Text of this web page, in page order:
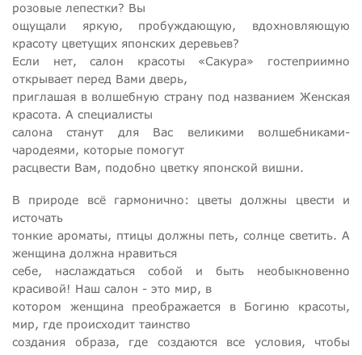
розовые лепестки? Вы
ощущали яркую, пробуждающую, вдохновляющую
красоту цветущих японских деревьев?
Если нет, салон красоты «Сакура» гостеприимно
открывает перед Вами дверь,
приглашая в волшебную страну под названием Женская
красота. А специалисты
салона станут для Вас великими волшебниками-
чародеями, которые помогут
расцвести Вам, подобно цветку японской вишни.
В природе всё гармонично: цветы должны цвести и
источать
тонкие ароматы, птицы должны петь, солнце светить. А
женщина должна нравиться
себе, наслаждаться собой и быть необыкновенно
красивой! Наш салон - это мир, в
котором женщина преображается в Богиню красоты,
мир, где происходит таинство
создания образа, где создаются все условия, чтобы